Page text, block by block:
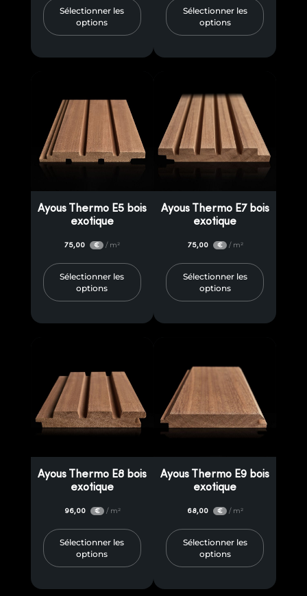
Sélectionner les
options
Sélectionner les
options
Ayous Thermo E5 bois
exotique
75,00 € / m²
Sélectionner les
options
Ayous Thermo E7 bois
exotique
75,00 € / m²
Sélectionner les
options
Ayous Thermo E8 bois
exotique
96,00 € / m²
Sélectionner les
options
Ayous Thermo E9 bois
exotique
68,00 € / m²
Sélectionner les
options